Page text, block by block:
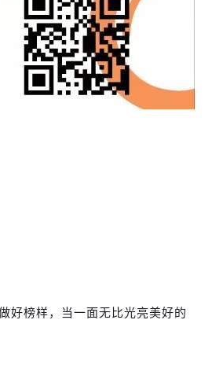
好榜样，当一面无比光亮美好的